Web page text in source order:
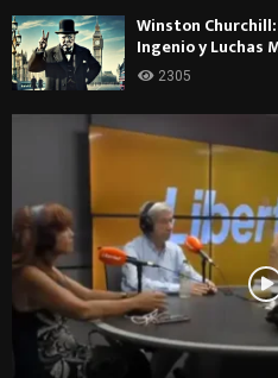
Winston
Ingenio y Luchas
2305